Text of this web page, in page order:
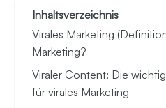
Inhaltsverzeichnis
Virales Marketing
Marketing?
Viraler Content: Die
für virales Marketing